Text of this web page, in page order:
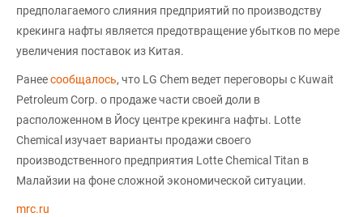
предполагаемого слияния предприятий по производству
крекинга нафты является предотвращение убытков по мере
увеличения поставок из Китая.
Ранеесообщалось, что LG Chem ведет переговоры с Kuwait
Petroleum Corp. о продаже части своей доли в
расположенном в Йосу центре крекинга нафты. Lotte
Chemical изучает варианты продажи своего
производственного предприятия Lotte Chemical Titan в
Малайзии на фоне сложной экономической ситуации.
mrc.ru